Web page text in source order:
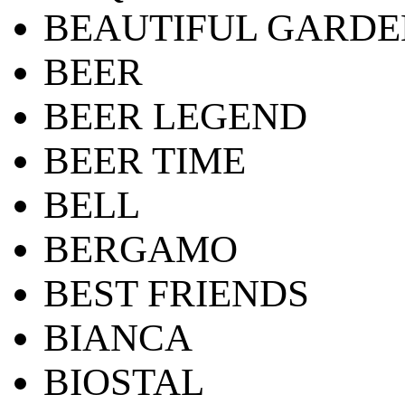
BEAUTIFUL
BEER
BEER LEGEND
BEER TIME
BELL
BERGAMO
BEST FRIENDS
BIANCA
BIOSTAL